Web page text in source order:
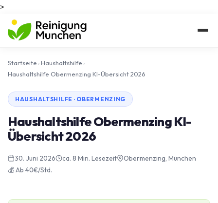
>
Startseite ›Haushaltshilfe ›
Haushaltshilfe Obermenzing KI-Übersicht 2026
HAUSHALTSHILFE · OBERMENZING
Haushaltshilfe Obermenzing KI-
Übersicht 2026
30. Juni 2026 ca. 8 Min. Lesezeit
Obermenzing, München
💰 Ab 40€/Std.